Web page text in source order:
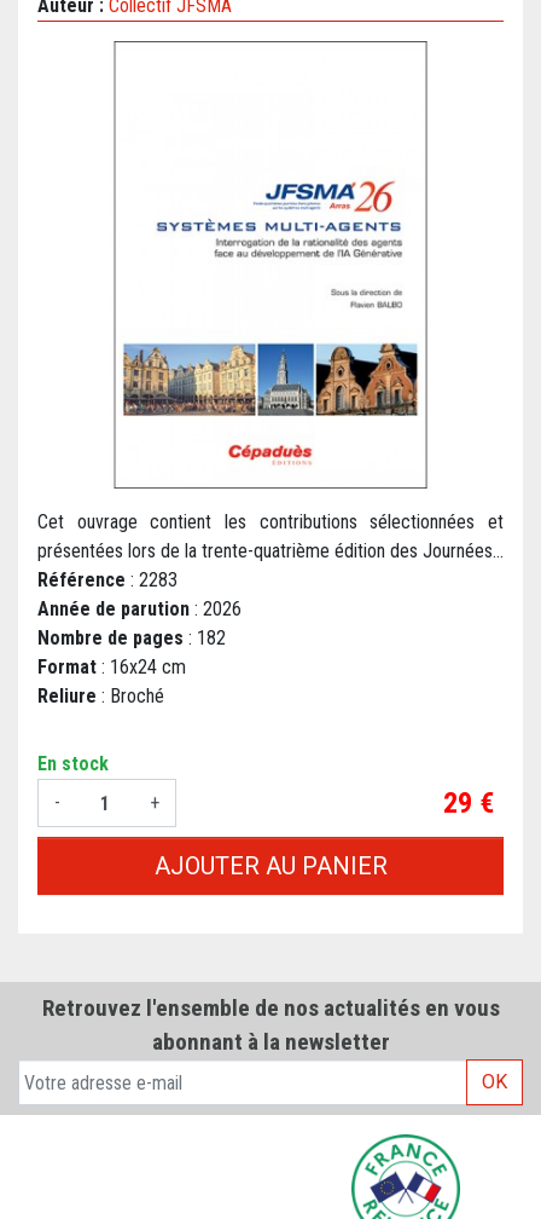
Auteur : Collectif JFSMA
Cet ouvrage contient les contributions sélectionnées et
présentées lors de la trente-quatrième édition des Journées...
Référence : 2283
Année de parution : 2026
Nombre de pages : 182
Format : 16x24 cm
Reliure : Broché
En stock
-
+ Prix
29 €
AJOUTER AU PANIER
Retrouvez l'ensemble de nos actualités en vous
abonnant à la newsletter
OK